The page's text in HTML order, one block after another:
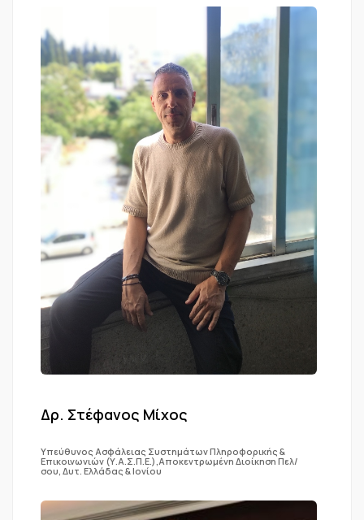
Δρ. Στέφανος Μίχος
Υπεύθυνος Ασφάλειας Συστημάτων Πληροφορικής &
Επικοινωνιών (Υ.Α.Σ.Π.Ε.),Αποκεντρωμένη Διοίκηση Πελ/
σου, Δυτ. Ελλάδας & Ιονίου